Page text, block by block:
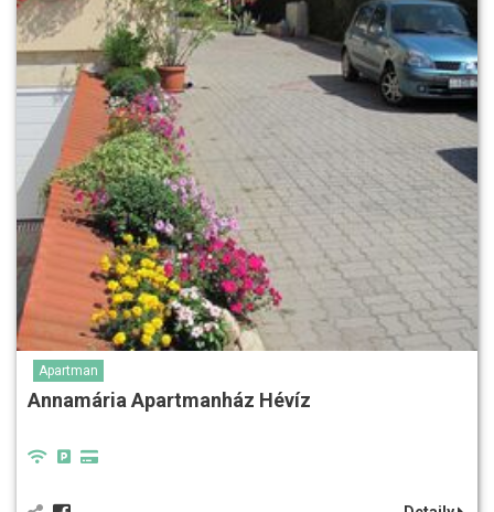
Apartman
Annamária Apartmanház Hévíz